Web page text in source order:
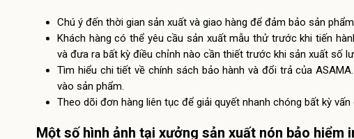
Chú ý đến thời gian sản xuất và giao hàng để đảm bảo sản
Khách hàng có thể yêu cầu sản xuất mẫu thử trước khi tiến
và đưa ra bất kỳ điều chỉnh nào cần thiết trước khi sản xuất số
Tìm hiểu chi tiết về chính sách bảo hành và đổi trả của
vào sản phẩm.
Theo dõi đơn hàng liên tục để giải quyết nhanh chóng bất kỳ
Một số hình ảnh tại xưởng sản xuất nón bảo hiểm